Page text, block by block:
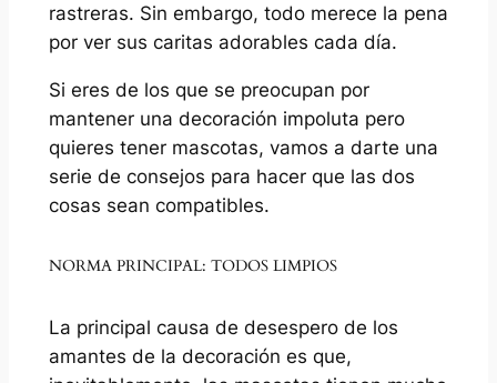
rastreras. Sin embargo, todo merece la pena
por ver sus caritas adorables cada día.
Si eres de los que se preocupan por
mantener una decoración impoluta pero
quieres tener mascotas, vamos a darte una
serie de consejos para hacer que las dos
cosas sean compatibles.
NORMA PRINCIPAL: TODOS LIMPIOS
La principal causa de desespero de los
amantes de la decoración es que,